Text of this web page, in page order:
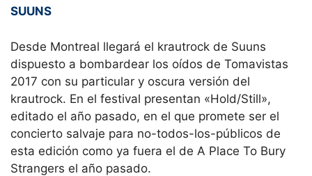
SUUNS
Desde Montreal llegará el krautrock de Suuns
dispuesto a bombardear los oídos de Tomavistas
2017 con su particular y oscura versión del
krautrock. En el festival presentan «Hold/Still»,
editado el año pasado, en el que promete ser el
concierto salvaje para no-todos-los-públicos de
esta edición como ya fuera el de A Place To Bury
Strangers el año pasado.